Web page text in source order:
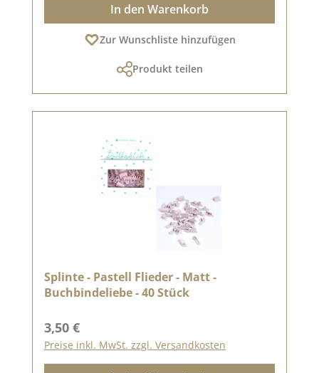
In den Warenkorb
Zur Wunschliste hinzufügen
Produkt teilen
Splinte - Pastell Flieder - Matt -
Buchbindeliebe - 40 Stück
Regulärer Preis:
3,50 €
Preise inkl. MwSt. zzgl. Versandkosten